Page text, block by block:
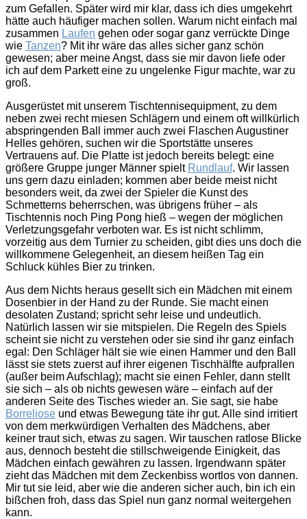
zum Gefallen. Später wird mir klar, dass ich dies umgekehrt
hätte auch häufiger machen sollen. Warum nicht einfach mal
zusammen Laufen gehen oder sogar ganz verrückte Dinge
wie Tanzen? Mit ihr wäre das alles sicher ganz schön
gewesen; aber meine Angst, dass sie mir davon liefe oder
ich auf dem Parkett eine zu ungelenke Figur machte, war zu
groß.
Ausgerüstet mit unserem Tischtennisequipment, zu dem
neben zwei recht miesen Schlägern und einem oft willkürlich
abspringenden Ball immer auch zwei Flaschen Augustiner
Helles gehören, suchen wir die Sportstätte unseres
Vertrauens auf. Die Platte ist jedoch bereits belegt: eine
größere Gruppe junger Männer spielt Rundlauf. Wir lassen
uns gern dazu einladen; kommen aber beide meist nicht
besonders weit, da zwei der Spieler die Kunst des
Schmetterns beherrschen, was übrigens früher – als
Tischtennis noch Ping Pong hieß – wegen der möglichen
Verletzungsgefahr verboten war. Es ist nicht schlimm,
vorzeitig aus dem Turnier zu scheiden, gibt dies uns doch die
willkommene Gelegenheit, an diesem heißen Tag ein
Schluck kühles Bier zu trinken.
Aus dem Nichts heraus gesellt sich ein Mädchen mit einem
Dosenbier in der Hand zu der Runde. Sie macht einen
desolaten Zustand; spricht sehr leise und undeutlich.
Natürlich lassen wir sie mitspielen. Die Regeln des Spiels
scheint sie nicht zu verstehen oder sie sind ihr ganz einfach
egal: Den Schläger hält sie wie einen Hammer und den Ball
lässt sie stets zuerst auf ihrer eigenen Tischhälfte aufprallen
(außer beim Aufschlag); macht sie einen Fehler, dann stellt
sie sich – als ob nichts gewesen wäre – einfach auf der
anderen Seite des Tisches wieder an. Sie sagt, sie habe
Borreliose und etwas Bewegung täte ihr gut. Alle sind irritiert
von dem merkwürdigen Verhalten des Mädchens, aber
keiner traut sich, etwas zu sagen. Wir tauschen ratlose Blicke
aus, dennoch besteht die stillschweigende Einigkeit, das
Mädchen einfach gewähren zu lassen. Irgendwann später
zieht das Mädchen mit dem Zeckenbiss wortlos von dannen.
Mir tut sie leid, aber wie die anderen sicher auch, bin ich ein
bißchen froh, dass das Spiel nun ganz normal weitergehen
kann.